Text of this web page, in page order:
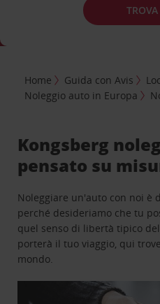
Home Guida con Avis
Noleggio auto in Europa
Kongsberg
pensato su
Noleggiare un'auto con noi è
perché desideriamo che tu
quel senso di libertà tipico
porterà il tuo viaggio, qui
mondo.